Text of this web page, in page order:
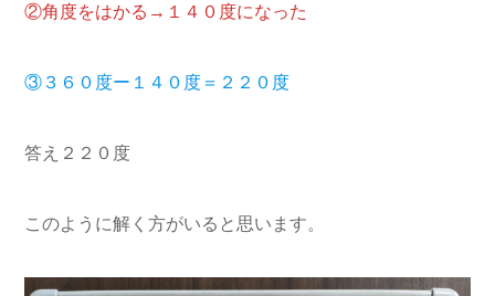
②角度をはかる→１４０度になった
③３６０度ー１４０度＝２２０度
答え２２０度
このように解く方がいると思います。